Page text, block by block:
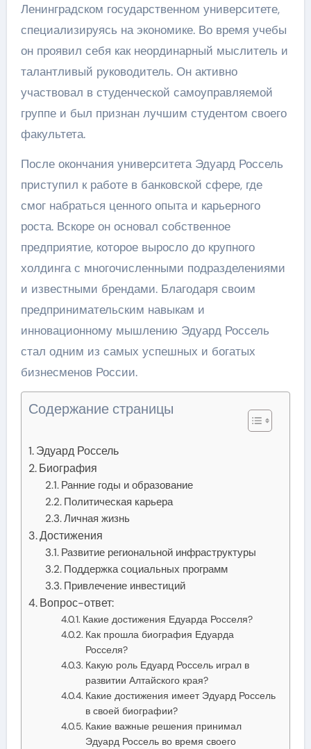
Ленинградском государственном университете,
специализируясь на экономике. Во время учебы
он проявил себя как неординарный мыслитель и
талантливый руководитель. Он активно
участвовал в студенческой самоуправляемой
группе и был признан лучшим студентом своего
факультета.
После окончания университета Эдуард Россель
приступил к работе в банковской сфере, где
смог набраться ценного опыта и карьерного
роста. Вскоре он основал собственное
предприятие, которое выросло до крупного
холдинга с многочисленными подразделениями
и известными брендами. Благодаря своим
предпринимательским навыкам и
инновационному мышлению Эдуард Россель
стал одним из самых успешных и богатых
бизнесменов России.
Содержание страницы
Эдуард Россель
Биография
Ранние годы и образование
Политическая карьера
Личная жизнь
Достижения
Развитие региональной инфраструктуры
Поддержка социальных программ
Привлечение инвестиций
Вопрос-ответ:
Какие достижения Едуарда Росселя?
Как прошла биография Едуарда
Росселя?
Какую роль Едуард Россель играл в
развитии Алтайского края?
Какие достижения имеет Эдуард Россель
в своей биографии?
Какие важные решения принимал
Эдуард Россель во время своего